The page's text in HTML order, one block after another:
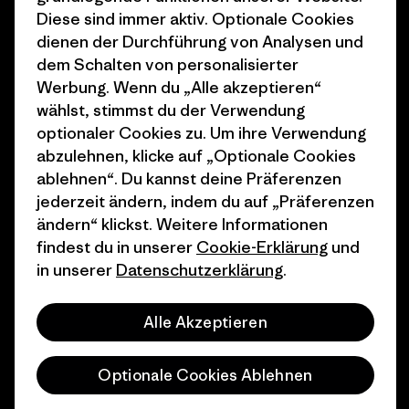
1% For The Planet
Wie wir finanzieren
Geschenkgutscheine
Stores in deiner
Nähe
Industry program
Affiliate-Programm
Patagonia Österreich
Seitenverzeichnis
© 2026 Patagonia, Inc. All Rights Reserved.
Deutsch
Diese sind immer aktiv. Optionale Cookies
dienen der Durchführung von Analysen und
dem Schalten von personalisierter
Werbung. Wenn du „Alle akzeptieren“
wählst, stimmst du der Verwendung
optionaler Cookies zu. Um ihre Verwendung
abzulehnen, klicke auf „Optionale Cookies
ablehnen“. Du kannst deine Präferenzen
jederzeit ändern, indem du auf „Präferenzen
ändern“ klickst. Weitere Informationen
findest du in unserer Cookie-Erklärung und
in unserer Datenschutzerklärung.
Alle Akzeptieren
Optionale Cookies Ablehnen